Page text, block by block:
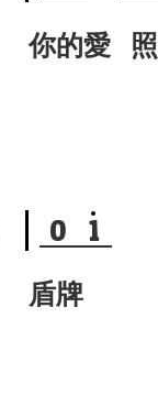
你的愛
0 1
盾牌